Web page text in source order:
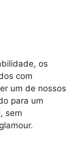
os
com
um de nossos
para um
sem